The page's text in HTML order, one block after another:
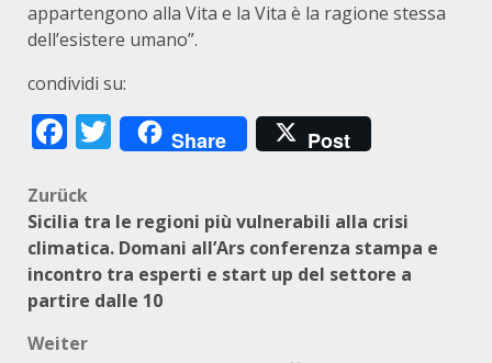
appartengono alla Vita e la Vita è la ragione stessa
dell’esistere umano”.
condividi su:
Facebook
Twitter
Share Post
Beitragsnavigation
Zurück
Sicilia tra le regioni più vulnerabili alla crisi
climatica. Domani all’Ars conferenza stampa e
incontro tra esperti e start up del settore a
partire dalle 10
Weiter